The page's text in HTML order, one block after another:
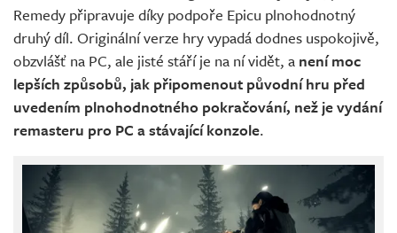
Remedy připravuje díky podpoře Epicu plnohodnotný
druhý díl. Originální verze hry vypadá dodnes uspokojivě,
obzvlášť na PC, ale jisté stáří je na ní vidět, a není moc
lepších způsobů, jak připomenout původní hru před
uvedením plnohodnotného pokračování, než je vydání
remasteru pro PC a stávající konzole.